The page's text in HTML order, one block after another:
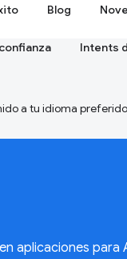
Blog
Intents
a tu idioma
aplicaciones para